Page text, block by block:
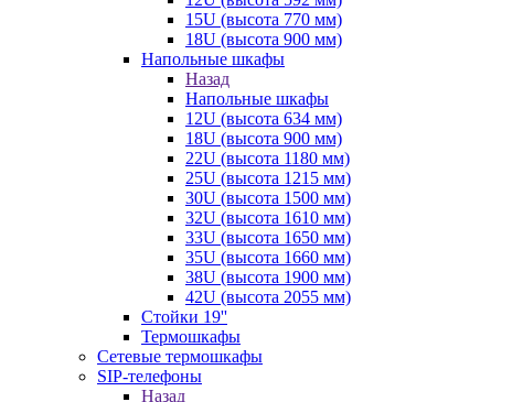
15U (высота 770 мм)
18U (высота 900 мм)
Напольные шкафы
Назад
Напольные шкафы
12U (высота 634 мм)
18U (высота 900 мм)
22U (высота 1180 мм)
25U (высота 1215 мм)
30U (высота 1500 мм)
32U (высота 1610 мм)
33U (высота 1650 мм)
35U (высота 1660 мм)
38U (высота 1900 мм)
42U (высота 2055 мм)
Стойки 19''
Термошкафы
Сетевые термошкафы
SIP-телефоны
Назад